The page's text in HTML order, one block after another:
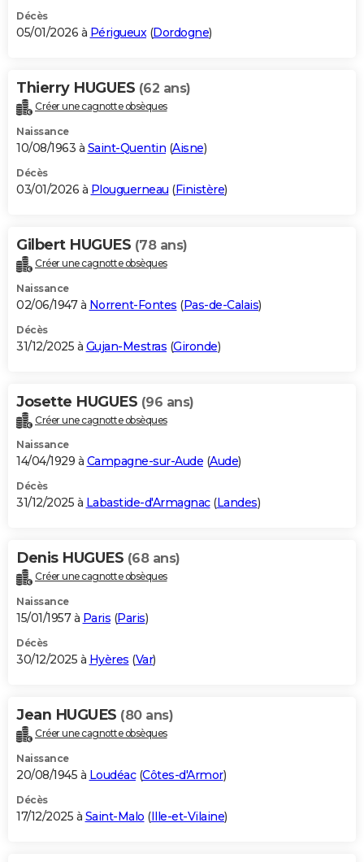
Décès
05/01/2026 à Périgueux(Dordogne)
Thierry HUGUES (62 ans)
Créer une cagnotte obsèques
Naissance
10/08/1963 à Saint-Quentin (Aisne)
Décès
03/01/2026 à Plouguerneau (Finistère)
Gilbert HUGUES (78 ans)
Créer une cagnotte obsèques
Naissance
02/06/1947 à Norrent-Fontes (Pas-de-Calais)
Décès
31/12/2025 à Gujan-Mestras (Gironde)
Josette HUGUES (96 ans)
Créer une cagnotte obsèques
Naissance
14/04/1929 à Campagne-sur-Aude (Aude)
Décès
31/12/2025 à Labastide-d'Armagnac(Landes)
Denis HUGUES (68 ans)
Créer une cagnotte obsèques
Naissance
15/01/1957 à Paris (Paris)
Décès
30/12/2025 à Hyères (Var)
Jean HUGUES (80 ans)
Créer une cagnotte obsèques
Naissance
20/08/1945 à Loudéac(Côtes-d'Armor)
Décès
17/12/2025 à Saint-Malo (Ille-et-Vilaine)